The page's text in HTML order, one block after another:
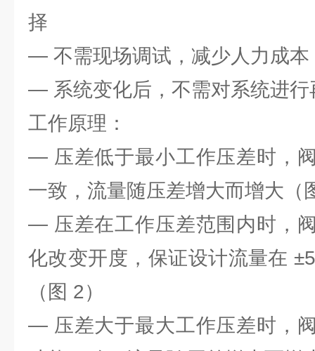
择
— 不需现场调试，减少人力成本
— 系统变化后，不需对系统进行
工作原理：
— 压差低于最小工作压差时，
一致，流量随压差增大而增大（
— 压差在工作压差范围内时，
化改变开度，保证设计流量在
（图 2）
— 压差大于最大工作压差时，